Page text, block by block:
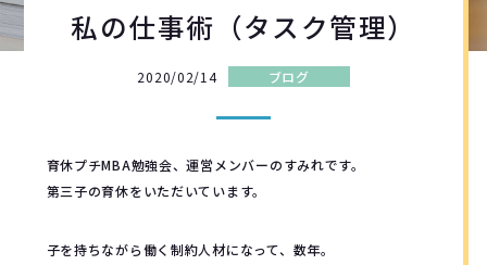
私の仕事術（タスク管理）
2020/02/14 ブログ
育休プチMBA勉強会、運営メンバーのすみれです。
第三子の育休をいただいています。
子を持ちながら働く制約人材になって、数年。